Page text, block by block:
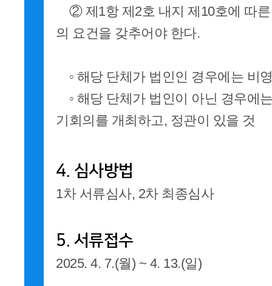
② 제1항 제2호 내지 제10호에 따른
의 요건을 갖추어야 한다.
◦ 해당 단체가 법인인 경우에는 비
◦ 해당 단체가 법인이 아닌 경우에
기회의를 개최하고, 정관이 있을 것
4. 심사방법
1차 서류심사, 2차 최종심사
5. 서류접수
2025. 4. 7.(월) ~ 4. 13.(일)